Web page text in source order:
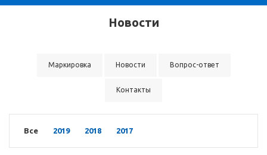
Новости
Маркировка Новости Вопрос-ответ
Контакты
Все 2019 2018 2017